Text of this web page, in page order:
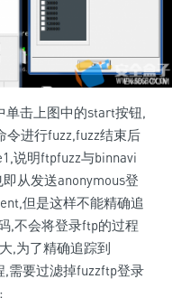
单击上图中的start按钮,
令进行fuzz,fuzz结束后
说明ftpfuzz与binnavi
从发送anonymous登
但是这样不能精确追
,不会将登录ftp的过程
,为了精确追踪到
,需要过滤掉fuzzftp登录